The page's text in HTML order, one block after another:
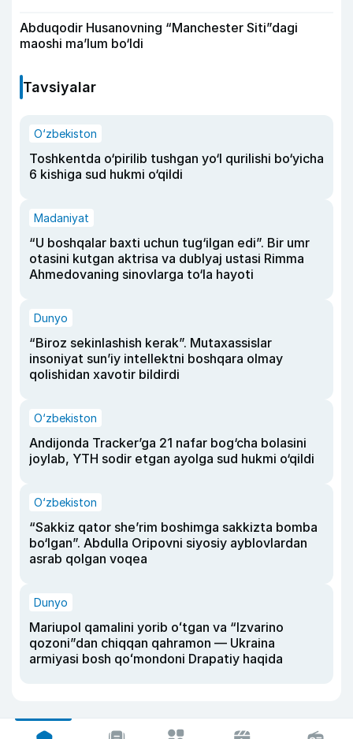
Abduqodir Husanovning “Manchester Siti”dagi
maoshi ma’lum bo‘ldi
Tavsiyalar
O‘zbekiston
Toshkentda o‘pirilib tushgan yo‘l qurilishi bo‘yicha
6 kishiga sud hukmi o‘qildi
Madaniyat
“U boshqalar baxti uchun tug‘ilgan edi”. Bir umr
otasini kutgan aktrisa va dublyaj ustasi Rimma
Ahmedovaning sinovlarga to‘la hayoti
Dunyo
“Biroz sekinlashish kerak”. Mutaxassislar
insoniyat sun’iy intellektni boshqara olmay
qolishidan xavotir bildirdi
O‘zbekiston
Andijonda Tracker’ga 21 nafar bog‘cha bolasini
joylab, YTH sodir etgan ayolga sud hukmi o‘qildi
O‘zbekiston
“Sakkiz qator she’rim boshimga sakkizta bomba
bo‘lgan”. Abdulla Oripovni siyosiy ayblovlardan
asrab qolgan voqea
Dunyo
Mariupol qamalini yorib oʻtgan va “Izvarino
qozoni”dan chiqqan qahramon — Ukraina
armiyasi bosh qoʻmondoni Drapatiy haqida